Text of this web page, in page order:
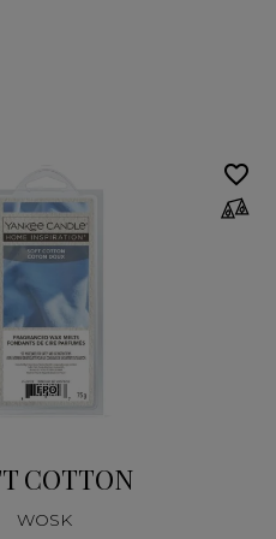
COTTON
WOSK
favorite_border